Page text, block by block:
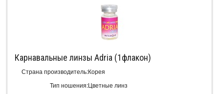
Карнавальные линзы Adria (1флакон)
Страна производитель:
Тип ношения:
Корея
Цветные линз